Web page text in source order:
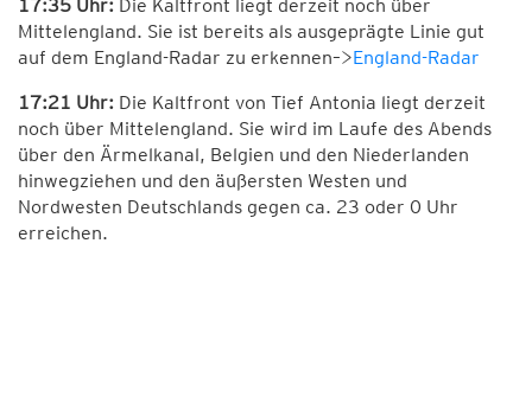
17:35 Uhr: Die Kaltfront liegt derzeit noch über
Mittelengland. Sie ist bereits als ausgeprägte Linie gut
auf dem England-Radar zu erkennen–>England-Radar
17:21 Uhr: Die Kaltfront von Tief Antonia liegt derzeit
noch über Mittelengland. Sie wird im Laufe des Abends
über den Ärmelkanal, Belgien und den Niederlanden
hinwegziehen und den äußersten Westen und
Nordwesten Deutschlands gegen ca. 23 oder 0 Uhr
erreichen.